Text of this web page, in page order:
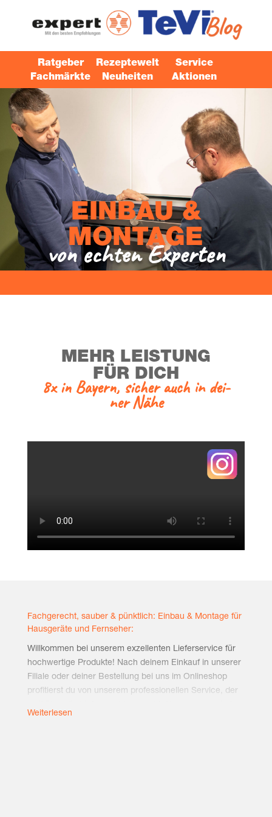
Ratgeber Rezeptewelt
Service
Fachmärkte
Neuheiten Aktionen
EIN­BAU &
MONTAGE
von ech­ten Experten
MEHR LEIS­TUNG
FÜR DICH
8x in Bay­ern, sicher auch in dei­
ner Nähe
Fach­ge­recht, sau­ber & pünkt­lich: Ein­bau & Mon­ta­ge für
Haus­ge­rä­te und Fernseher:
Will­kom­men bei unse­rem exzel­len­ten Lie­fer­ser­vice für
hoch­wer­ti­ge Pro­duk­te! Nach dei­nem Ein­kauf in unse­rer
Filia­le oder dei­ner Bestel­lung bei uns im Online­shop
pro­fi­tierst du von unse­rem pro­fes­sio­nel­len Ser­vice, der
Weiterlesen